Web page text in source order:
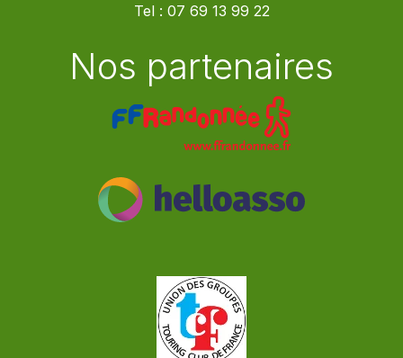
Tel : 07 69 13 99 22
Nos partenaires